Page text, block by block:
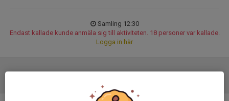
Samling 12:30
Endast kallade kunde anmäla sig till aktiviteten. 18 personer var kallade.
Logga in här